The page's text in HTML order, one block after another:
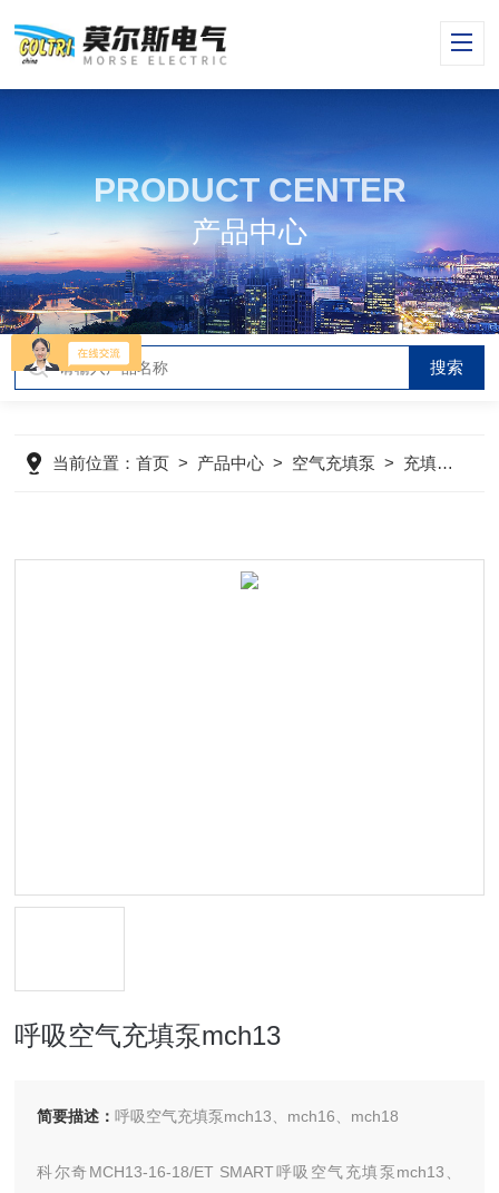
PRODUCT CENTER
产品中心
当前位置：首页 > 产品中心 > 空气充填泵 > 充填泵
呼吸空气充填泵mch13
简要描述：呼吸空气充填泵mch13、mch16、mch18
科尔奇MCH13-16-18/ET SMART呼吸空气充填泵mch13、